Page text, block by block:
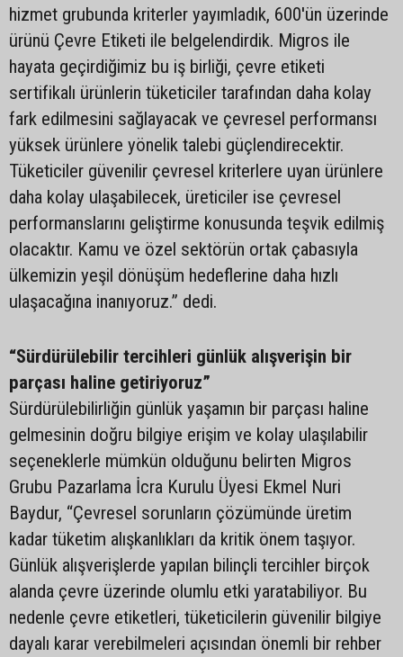
hizmet grubunda kriterler yayımladık, 600'ün üzerinde
ürünü Çevre Etiketi ile belgelendirdik. Migros ile
hayata geçirdiğimiz bu iş birliği, çevre etiketi
sertifikalı ürünlerin tüketiciler tarafından daha kolay
fark edilmesini sağlayacak ve çevresel performansı
yüksek ürünlere yönelik talebi güçlendirecektir.
Tüketiciler güvenilir çevresel kriterlere uyan ürünlere
daha kolay ulaşabilecek, üreticiler ise çevresel
performanslarını geliştirme konusunda teşvik edilmiş
olacaktır. Kamu ve özel sektörün ortak çabasıyla
ülkemizin yeşil dönüşüm hedeflerine daha hızlı
ulaşacağına inanıyoruz.” dedi.
“Sürdürülebilir tercihleri günlük alışverişin bir
parçası haline getiriyoruz”
Sürdürülebilirliğin günlük yaşamın bir parçası haline
gelmesinin doğru bilgiye erişim ve kolay ulaşılabilir
seçeneklerle mümkün olduğunu belirten Migros
Grubu Pazarlama İcra Kurulu Üyesi Ekmel Nuri
Baydur, “Çevresel sorunların çözümünde üretim
kadar tüketim alışkanlıkları da kritik önem taşıyor.
Günlük alışverişlerde yapılan bilinçli tercihler birçok
alanda çevre üzerinde olumlu etki yaratabiliyor. Bu
nedenle çevre etiketleri, tüketicilerin güvenilir bilgiye
dayalı karar verebilmeleri açısından önemli bir rehber